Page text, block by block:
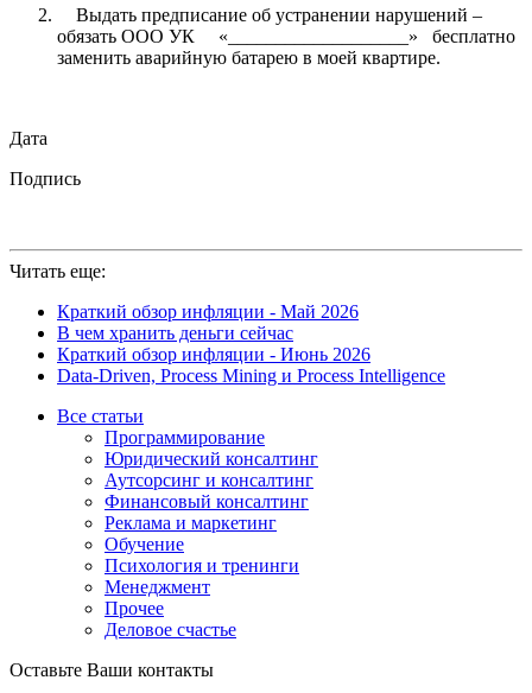
Выдать предписание об устранении нарушений –
обязать ООО УК «___________________» бесплатно
заменить аварийную батарею в моей квартире.
Дата
Подпись
Читать еще:
Краткий обзор инфляции - Май 2026
В чем хранить деньги сейчас
Краткий обзор инфляции - Июнь 2026
Data-Driven, Process Mining и Process Intelligence
Все статьи
Программирование
Юридический консалтинг
Аутсорсинг и консалтинг
Финансовый консалтинг
Реклама и маркетинг
Обучение
Психология и тренинги
Менеджмент
Прочее
Деловое счастье
Оставьте Ваши контакты